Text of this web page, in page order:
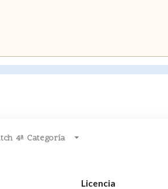
4ª Categoría
Licencia